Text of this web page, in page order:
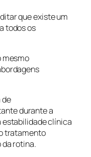
que existe um
todos os
mesmo
de
durante a
clínica
tratamento
rotina.